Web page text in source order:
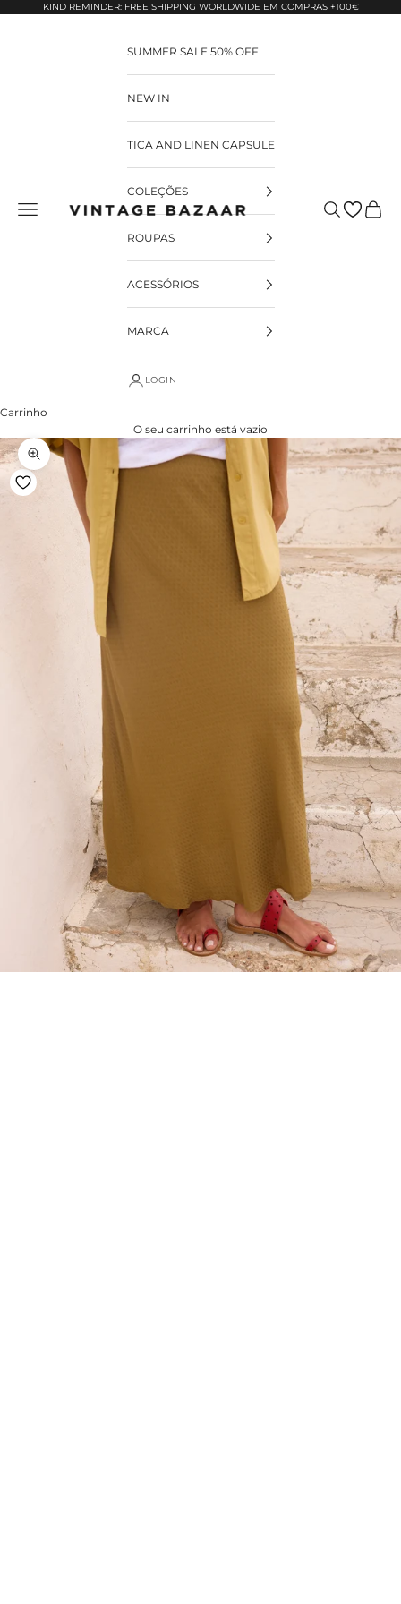
Pular para o conteúdo
KIND REMINDER: FREE SHIPPING WORLDWIDE EM COMPRAS +100€
Vintage Bazaar Pesquisar
SUMMER SALE 50% OFF
NEW IN
TICA AND LINEN CAPSULE
COLEÇÕES
ROUPAS
ACESSÓRIOS
MARCA
LOGIN
Carrinho
O seu carrinho está vazio
Zoom na imagem